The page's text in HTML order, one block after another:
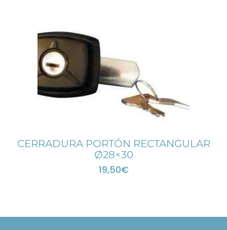
CERRADURA PORTÓN RECTANGULAR
Ø28×30
19,50€